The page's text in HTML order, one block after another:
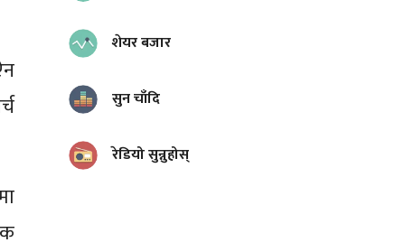
शेयर बजार
सुन चाँदि
रेडियो सुन्नुहोस्